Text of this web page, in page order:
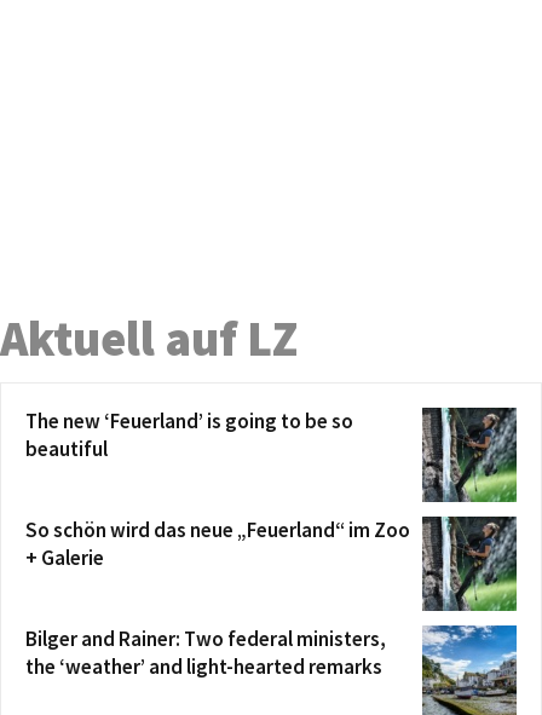
Aktuell auf LZ
The new ‘Feuerland’ is going to be so
beautiful
So schön wird das neue „Feuerland“ im Zoo
+ Galerie
Bilger and Rainer: Two federal ministers,
the ‘weather’ and light-hearted remarks